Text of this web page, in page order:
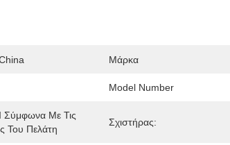
Μάρκα
Model Number
Με Τις
Του Πελάτη
Σχιστήρας: